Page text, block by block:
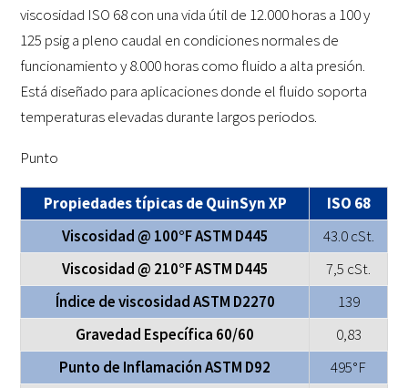
viscosidad ISO 68 con una vida útil de 12.000 horas a 100 y
125 psig a pleno caudal en condiciones normales de
funcionamiento y 8.000 horas como fluido a alta presión.
Está diseñado para aplicaciones donde el fluido soporta
temperaturas elevadas durante largos periodos.
Punto
Propiedades típicas de QuinSyn XP
ISO 68
Viscosidad @ 100°F ASTM D445
43.0 cSt.
Viscosidad @ 210°F ASTM D445
7,5 cSt.
Índice de viscosidad ASTM D2270
139
Gravedad Específica 60/60
0,83
Punto de Inflamación ASTM D92
495°F